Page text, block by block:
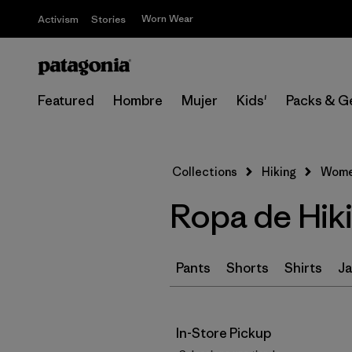
Activism Stories Worn Wear
Featured Hombre Mujer Kids' Packs &
Collections Hiking
Ropa de
Pants Shorts Shirts
In-Store Pickup